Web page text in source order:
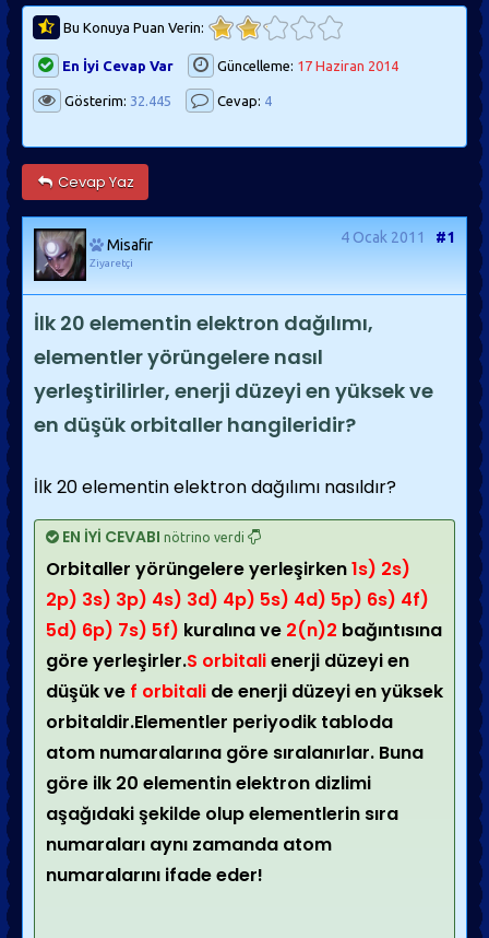
Bu Konuya Puan Verin:
En İyi Cevap Var Güncelleme: 17 Haziran 2014
Gösterim: 32.445 Cevap: 4
Cevap Yaz
Misafir
Ziyaretçi
4 Ocak 2011 #1
İlk 20 elementin elektron dağılımı,
elementler yörüngelere nasıl
yerleştirilirler, enerji düzeyi en yüksek ve
en düşük orbitaller hangileridir?
İlk 20 elementin elektron dağılımı nasıldır?
EN İYİ CEVABI nötrino verdi
Orbitaller yörüngelere yerleşirken1s) 2s)
2p) 3s) 3p) 4s) 3d) 4p) 5s) 4d) 5p) 6s) 4f)
5d) 6p) 7s) 5f) kuralına ve 2(n)2 bağıntısına
göre yerleşirler.S orbitalienerji düzeyi en
düşük ve f orbitali de enerji düzeyi en yüksek
orbitaldir.Elementler periyodik tabloda
atom numaralarına göre sıralanırlar. Buna
göre ilk 20 elementin elektron dizlimi
aşağıdaki şekilde olup elementlerin sıra
numaraları aynı zamanda atom
numaralarını ifade eder!